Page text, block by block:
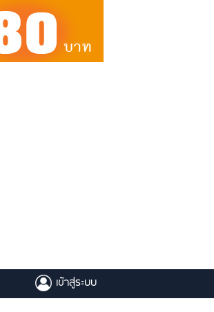
เข้าสู่ระบบ